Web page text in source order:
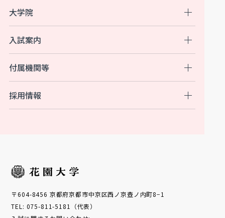
入試案内
付属機関等
大学院
採用情報
〒604-8456 京都府京都市中京区西ノ京壺ノ内町8−1
TEL: 075-811-5181（代表）